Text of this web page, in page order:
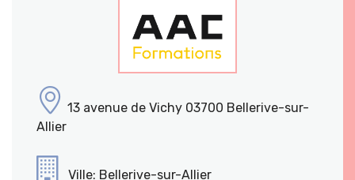
13 avenue de Vichy 03700 Bellerive-sur-
Allier
Ville: Bellerive-sur-Allier